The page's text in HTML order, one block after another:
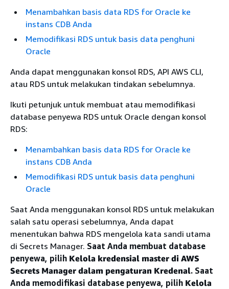
Menambahkan basis data RDS for Oracle ke
instans CDB Anda
Memodifikasi RDS untuk basis data penghuni
Oracle
Anda dapat menggunakan konsol RDS, API AWS CLI,
atau RDS untuk melakukan tindakan sebelumnya.
Ikuti petunjuk untuk membuat atau memodifikasi
database penyewa RDS untuk Oracle dengan konsol
RDS:
Menambahkan basis data RDS for Oracle ke
instans CDB Anda
Memodifikasi RDS untuk basis data penghuni
Oracle
Saat Anda menggunakan konsol RDS untuk melakukan
salah satu operasi sebelumnya, Anda dapat
menentukan bahwa RDS mengelola kata sandi utama
di Secrets Manager. Saat Anda membuat database
penyewa, pilih Kelola kredensial master di AWS
Secrets Manager dalam pengaturan Kredenal. Saat
Anda memodifikasi database penyewa, pilih Kelola